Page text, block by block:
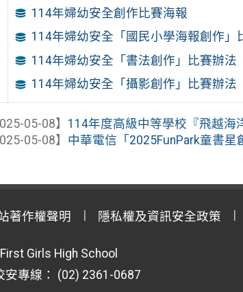
114年婦幼安全創作比賽海報
114年婦幼安全「國民小學海報創作」
114年婦幼安全「書法創作」比賽辦法
114年婦幼安全「攝影創作」比賽辦法
05-08】 114年度高級中等學校『飛越海
05-08】 中華電信「2025FunPark童書星
著作權聲明 隱私權及資訊安全政策
Girls High School
線： (02) 2361-0687